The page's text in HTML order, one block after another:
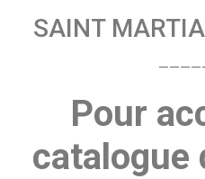
SAINT
Pour
catalogue